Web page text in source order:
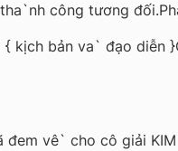
công tương
kịch bản va` đạo diễn
vê` cho cô giải KIM